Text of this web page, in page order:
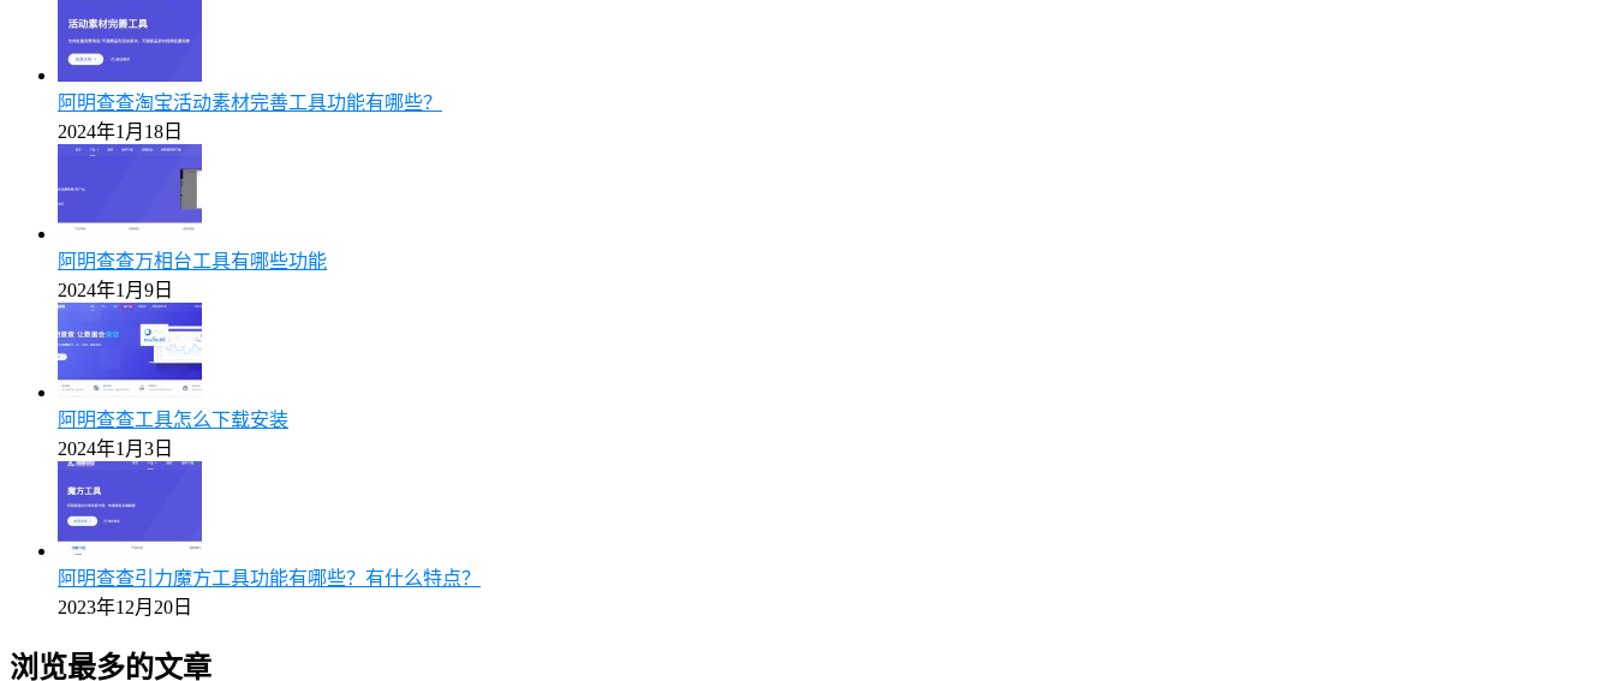
阿明查查淘宝活动素材完善工具功能有哪些？
2024年1月18日
阿明查查万相台工具有哪些功能
2024年1月9日
阿明查查工具怎么下载安装
2024年1月3日
阿明查查引力魔方工具功能有哪些？有什么特点？
2023年12月20日
浏览最多的文章